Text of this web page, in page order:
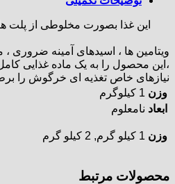
این غذا بصورت مخلوطی از پلت
ویتامین ها ، اسیدهای آمینه ضروری
،این محصول را به یک ماده غذایی
نیازهای خاص تغذیه ای خرگوش را
وزن 1 کیلوگرم
ابعاد نامعلوم
وزن 1 کیلو گرم, 2 کیلو گرم
محصولات مرتبط